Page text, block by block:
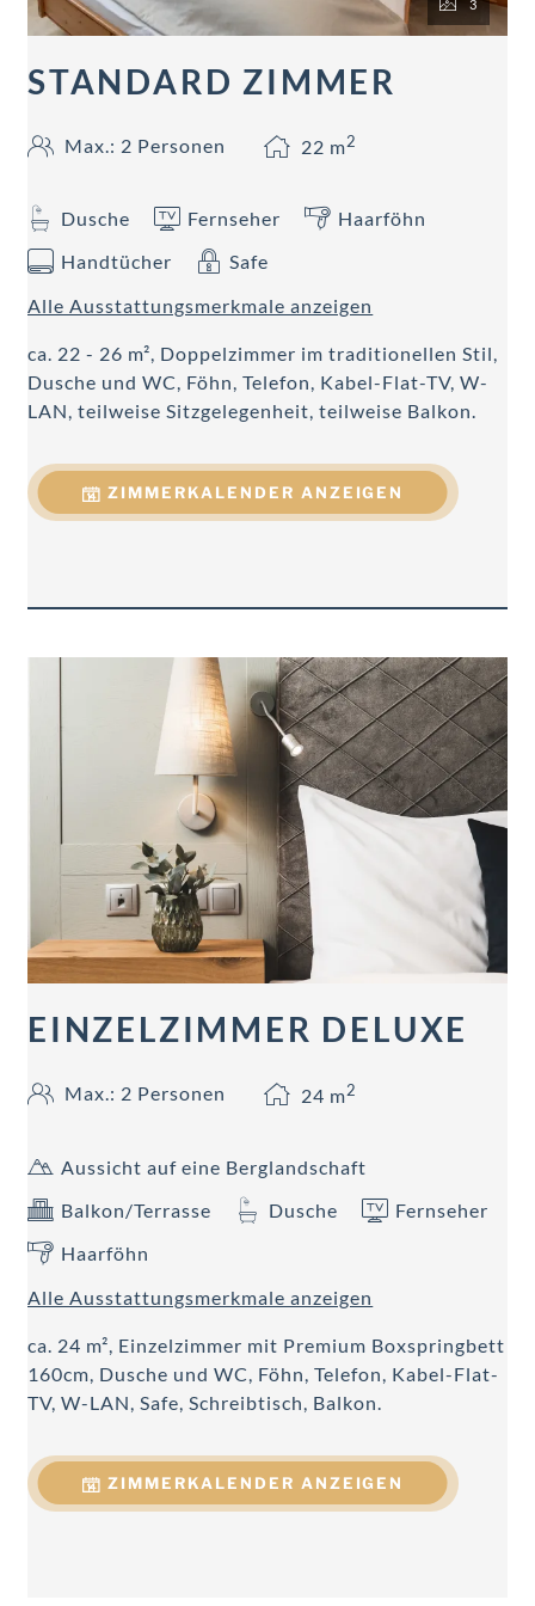
3
STANDARD ZIMMER
Max.: 2 Personen 22 m2
Dusche Fernseher
Haarföhn
Handtücher
Safe
Alle Ausstattungsmerkmale anzeigen
ca. 22 - 26 m², Doppelzimmer im traditionellen Stil,
Dusche und WC, Föhn, Telefon, Kabel-Flat-TV, W-
LAN, teilweise Sitzgelegenheit, teilweise Balkon.
ZIMMERKALENDER ANZEIGEN
EINZELZIMMER DELUXE
Max.: 2 Personen 24 m2
Aussicht auf eine Berglandschaft
Balkon/Terrasse
Dusche
Fernseher
Haarföhn
Alle Ausstattungsmerkmale anzeigen
ca. 24 m², Einzelzimmer mit Premium Boxspringbett
160cm, Dusche und WC, Föhn, Telefon, Kabel-Flat-
TV, W-LAN, Safe, Schreibtisch, Balkon.
ZIMMERKALENDER ANZEIGEN